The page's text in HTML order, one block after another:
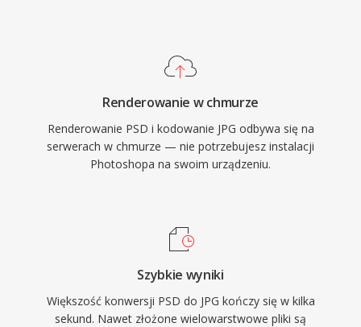
Renderowanie w chmurze
Renderowanie PSD i kodowanie JPG odbywa się na
serwerach w chmurze — nie potrzebujesz instalacji
Photoshopa na swoim urządzeniu.
Szybkie wyniki
Większość konwersji PSD do JPG kończy się w kilka
sekund. Nawet złożone wielowarstwowe pliki są